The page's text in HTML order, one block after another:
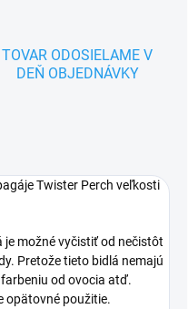
TOVAR ODOSIELAME V
DEŇ OBJEDNÁVKY
Twister Perch veľkosti
je možné vyčistiť od nečistôt
Pretože tieto bidlá nemajú
od ovocia atď.
opätovné použitie.